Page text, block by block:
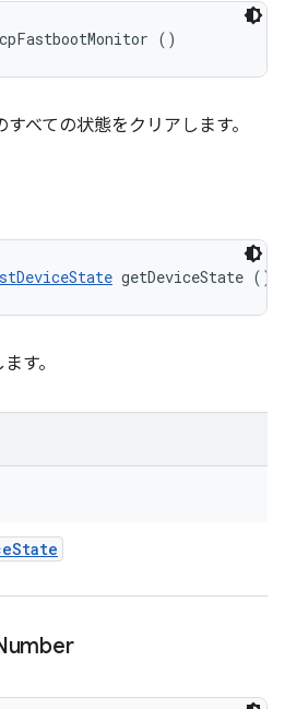
()
べての状態をクリアします。
getDeviceState ()
す。
State